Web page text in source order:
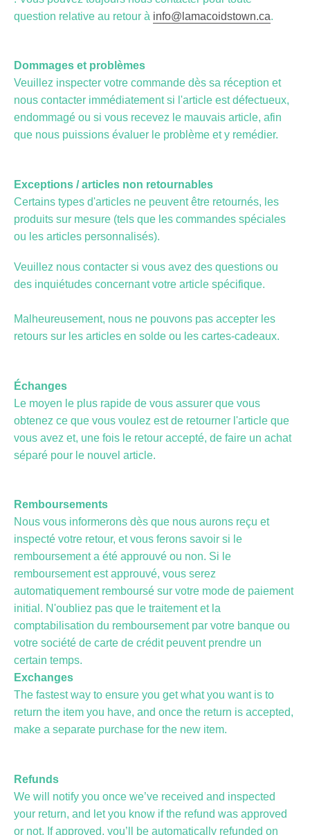
question relative au retour à info@lamacoidstown.ca.
Dommages et problèmes
Veuillez inspecter votre commande dès sa réception et
nous contacter immédiatement si l'article est défectueux,
endommagé ou si vous recevez le mauvais article, afin
que nous puissions évaluer le problème et y remédier.
Exceptions / articles non retournables
Certains types d'articles ne peuvent être retournés, les
produits sur mesure (tels que les commandes spéciales
ou les articles personnalisés).
Veuillez nous contacter si vous avez des questions ou
des inquiétudes concernant votre article spécifique.
Malheureusement, nous ne pouvons pas accepter les
retours sur les articles en solde ou les cartes-cadeaux.
Échanges
Le moyen le plus rapide de vous assurer que vous
obtenez ce que vous voulez est de retourner l'article que
vous avez et, une fois le retour accepté, de faire un achat
séparé pour le nouvel article.
Remboursements
Nous vous informerons dès que nous aurons reçu et
inspecté votre retour, et vous ferons savoir si le
remboursement a été approuvé ou non. Si le
remboursement est approuvé, vous serez
automatiquement remboursé sur votre mode de paiement
initial. N'oubliez pas que le traitement et la
comptabilisation du remboursement par votre banque ou
votre société de carte de crédit peuvent prendre un
certain temps.
Exchanges
The fastest way to ensure you get what you want is to
return the item you have, and once the return is accepted,
make a separate purchase for the new item.
Refunds
We will notify you once we’ve received and inspected
your return, and let you know if the refund was approved
or not. If approved, you’ll be automatically refunded on